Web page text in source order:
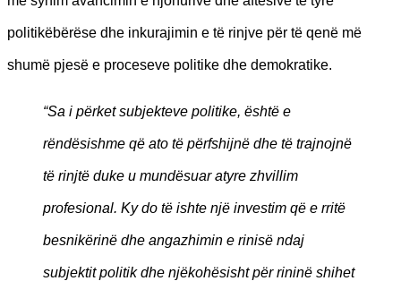
politikëbërëse dhe inkurajimin e të rinjve për të qenë më
shumë pjesë e proceseve politike dhe demokratike.
“Sa i përket subjekteve politike, është e
rëndësishme që ato të përfshijnë dhe të trajnojnë
të rinjtë duke u mundësuar atyre zhvillim
profesional. Ky do të ishte një investim që e rritë
besnikërinë dhe angazhimin e rinisë ndaj
subjektit politik dhe njëkohësisht për rininë shihet